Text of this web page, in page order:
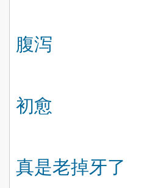
腹泻
初愈
真是老掉牙了